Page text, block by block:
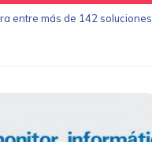
entre más de 142 soluciones